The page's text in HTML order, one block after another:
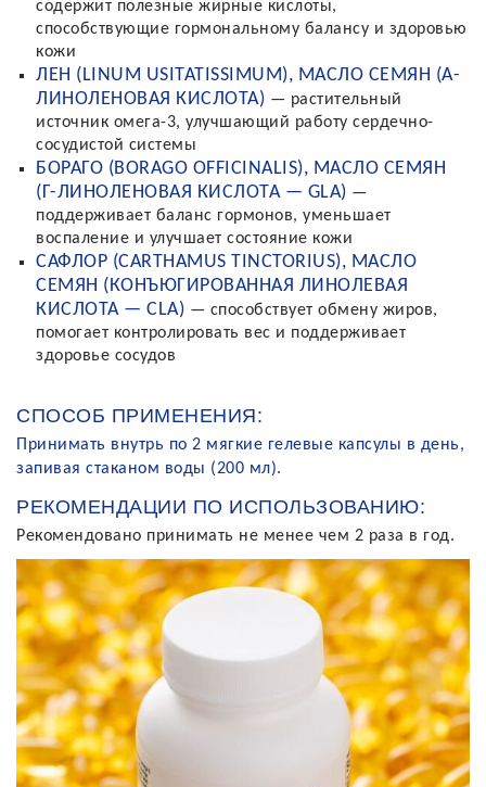
содержит полезные жирные кислоты,
способствующие гормональному балансу и здоровью
кожи
ЛЕН (LINUM USITATISSIMUM), МАСЛО СЕМЯН (Α-
ЛИНОЛЕНОВАЯ КИСЛОТА) — растительный
источник омега-3, улучшающий работу сердечно-
сосудистой системы
БОРАГО (BORAGO OFFICINALIS), МАСЛО СЕМЯН
(Γ-ЛИНОЛЕНОВАЯ КИСЛОТА — GLA) —
поддерживает баланс гормонов, уменьшает
воспаление и улучшает состояние кожи
САФЛОР (CARTHAMUS TINCTORIUS), МАСЛО
СЕМЯН (КОНЪЮГИРОВАННАЯ ЛИНОЛЕВАЯ
КИСЛОТА — CLA) — способствует обмену жиров,
помогает контролировать вес и поддерживает
здоровье сосудов
СПОСОБ ПРИМЕНЕНИЯ:
Принимать внутрь по 2 мягкие гелевые капсулы в день,
запивая стаканом воды (200 мл).
РЕКОМЕНДАЦИИ ПО ИСПОЛЬЗОВАНИЮ:
Рекомендовано принимать не менее чем 2 раза в год.